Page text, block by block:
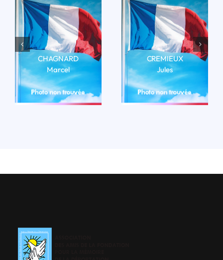
CHAGNARD
Marcel
LIRE LA BIO
CREMIEUX
Jules
LIRE LA BIO